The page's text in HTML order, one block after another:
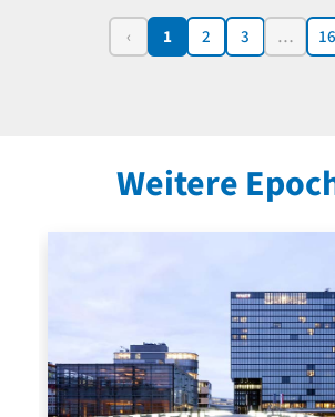
‹ 1 2 3 … 16
Weitere